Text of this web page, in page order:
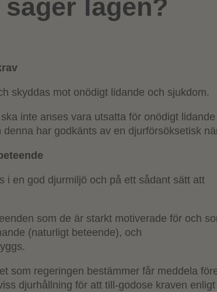
säger lagen?
skyddas mot onödigt lidande och sjukdom.
inte anses vara utsatta för onödigt
har godkänts av en djurförsöksetisk
en god djurmiljö och på ett sådant sätt att
som de är starkt motiverade för och
(naturligt beteende), och
som regeringen bestämmer får meddela
djurhållning för att till-godose kraven